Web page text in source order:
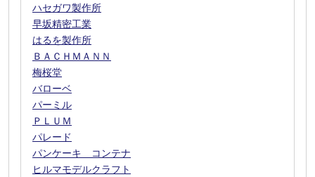
ハセガワ製作所
早坂精密工業
はるを製作所
ＢＡＣＨＭＡＮＮ
梅桜堂
バローベ
パーミル
ＰＬＵＭ
パレード
パンケーキ コンテナ
ヒルマモデルクラフト